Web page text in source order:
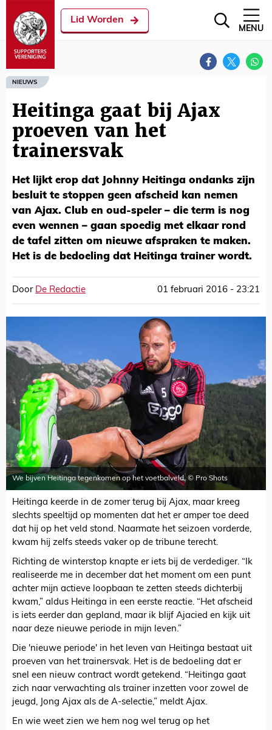
Lid Worden
MENU
NIEUWS
Heitinga gaat bij Ajax
proeven van het
trainersvak
Het lijkt erop dat Johnny Heitinga ondanks zijn
besluit te stoppen geen afscheid kan nemen
van Ajax. Club en oud-speler – die term is nog
even wennen – gaan spoedig met elkaar rond
de tafel zitten om nieuwe afspraken te maken.
Het is de bedoeling dat Heitinga trainer wordt.
Door De Redactie 01 februari 2016 - 23:21
We bijven Heitinga tegenkomen op het voetbalveld. © Pro Shots
Heitinga keerde in de zomer terug bij Ajax, maar kreeg
slechts speeltijd op momenten dat het er amper toe deed
dat hij op het veld stond. Naarmate het seizoen vorderde,
kwam hij zelfs steeds vaker op de tribune terecht.
Richting de winterstop knapte er iets bij de verdediger. “Ik
realiseerde me in december dat het moment om een punt
achter mijn actieve loopbaan te zetten steeds dichterbij
kwam,” aldus Heitinga in een eerste reactie. “Het afscheid
is iets eerder dan gepland, maar ik blijf Ajacied en kijk uit
naar deze nieuwe periode in mijn leven.”
Die 'nieuwe periode' in het leven van Heitinga bestaat uit
proeven van het trainersvak. Het is de bedoeling dat er
snel een nieuw contract wordt getekend. “Heitinga gaat
zich naar verwachting als trainer inzetten voor zowel de
jeugd, Jong Ajax als de A-selectie,” meldt Ajax.
En wie weet zien we hem nog wel terug op het